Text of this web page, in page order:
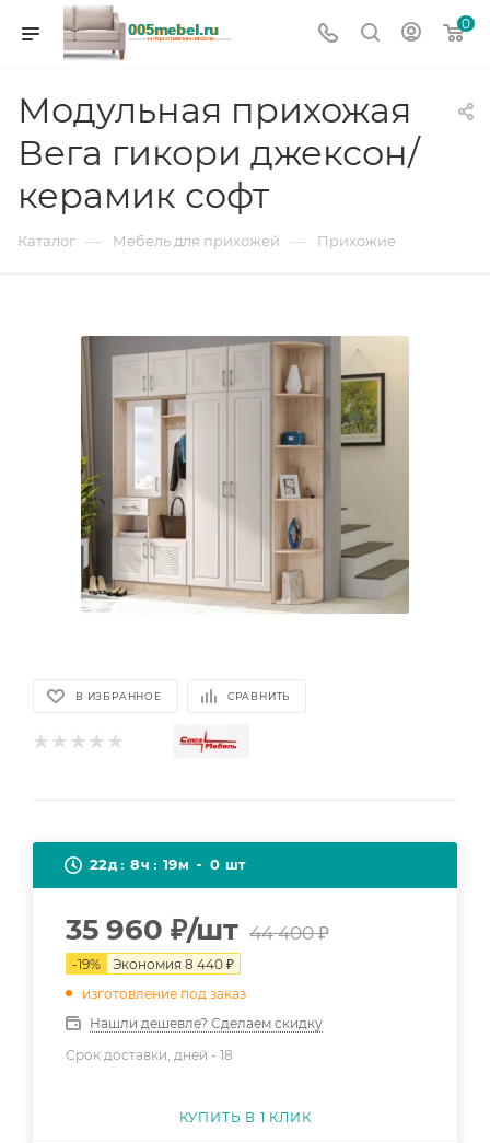
0
Модульная прихожая
Вега гикори джексон/
керамик софт
Каталог — Мебель для прихожей — Прихожие
В ИЗБРАННОЕ СРАВНИТЬ
22д 8ч 19м 0 шт
35 960 ₽/шт 44 400₽
-19% Экономия 8 440 ₽
изготовление под заказ
Нашли дешевле? Сделаем скидку
Срок доставки, дней - 18
КУПИТЬ В 1 КЛИК